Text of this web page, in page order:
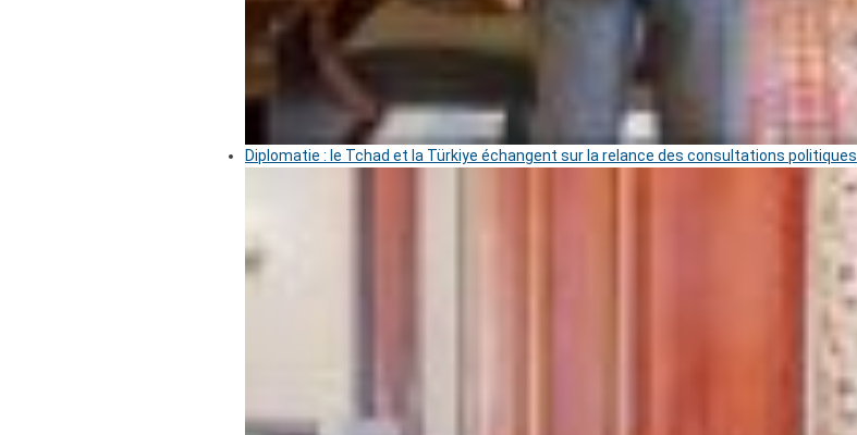
Diplomatie : le Tchad et la Türkiye échangent sur la relance des consultations politiques